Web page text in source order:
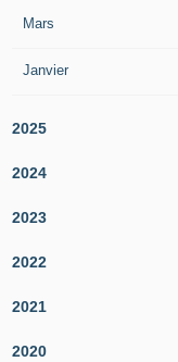
Mars
Janvier
2025
2024
2023
2022
2021
2020